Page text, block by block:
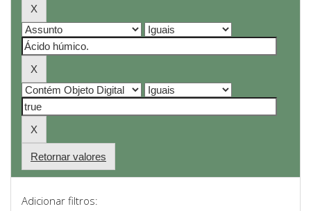
Retornar valores
Adicionar filtros: